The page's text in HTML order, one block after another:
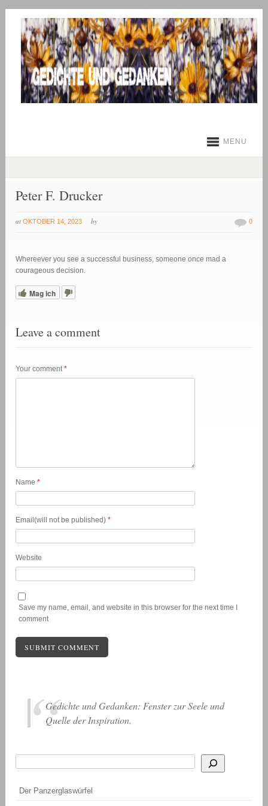
MENU
Peter F. Drucker
at OKTOBER 14, 2023 by 0
Whereever you see a successful business, someone once mad a
courageous decision.
Mag ich
Leave a comment
Your comment*
Name*
Email(will not be published)*
Website
Save my name, email, and website in this browser for the next time I
comment
Gedichte und Gedanken: Fenster zur Seele und
Quelle der Inspiration.
Der Panzerglaswürfel